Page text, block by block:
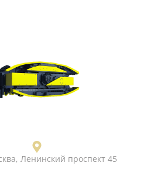
Ленинский проспект 45